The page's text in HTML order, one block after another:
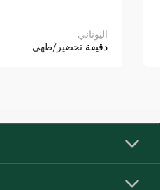
اليوناني
دقيقة تحضير/طهي